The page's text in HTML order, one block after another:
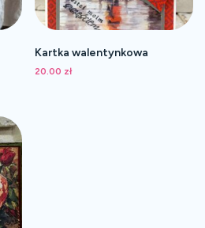
Kartka walentynkowa
20.00 zł